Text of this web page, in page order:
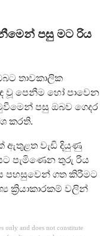
පසු මට රිය
තාවකාලික
වූ පෙනීම හෝ පාවෙන
පසු ඔබව ගෙදර
කරති.
ඇතුළත වැඩි දියුණු
පැමිණෙන තුරු රිය
පහසුවෙන් ගත කිරීමට
ක්‍රියාකාරකම් වලින්
only and does not constitute